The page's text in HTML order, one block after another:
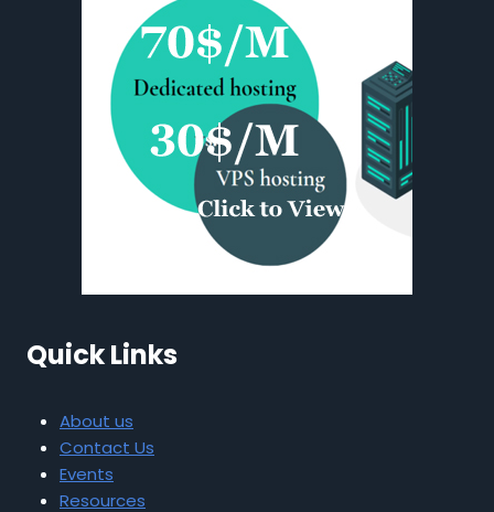
Quick Links
About us
Contact Us
Events
Resources